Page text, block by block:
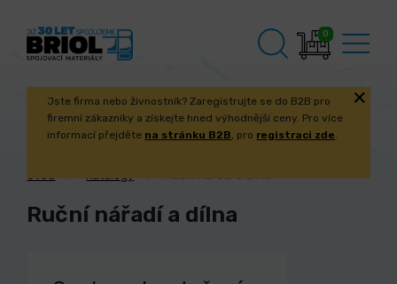
0
Jste firma nebo živnostník? Zaregistrujte se do B2B pro
firemní zákazníky a získejte hned výhodnější ceny. Pro více
informací přejděte na stránku B2B, pro registraci zde.
Úvod Katalogy Ruční nářadí a dílna
Ruční nářadí a dílna